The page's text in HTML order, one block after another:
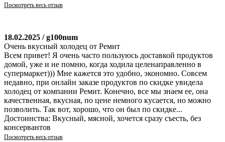
Посмотреть весь отзыв
18.02.2025 / g100num
Очень вкусный холодец от Ремит
Всем привет! Я очень часто пользуюсь доставкой продуктов
домой, уже и не помню, когда ходила целенаправленно в
супермаркет))) Мне кажется это удобно, экономно. Совсем
недавно, при онлайн заказе продуктов по скидке увидела
холодец от компании Ремит. Конечно, все мы знаем ее, она
качественная, вкусная, по цене немного кусается, но можно
позволить. Так вот, хорошо, что он был по скидке...
Достоинства: Вкусный, мясной, хочется сразу съесть, без
консервантов
Посмотреть весь отзыв